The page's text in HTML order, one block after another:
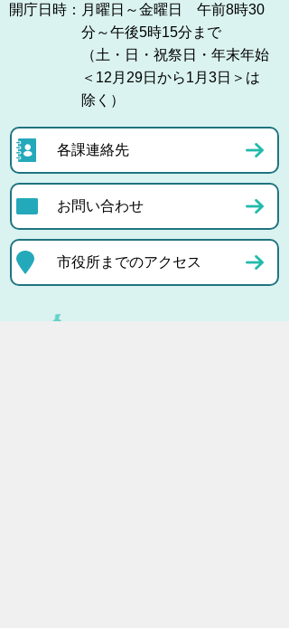
開庁日時： 月曜日～金曜日 午前8時30
分～午後5時15分まで
（土・日・祝祭日・年末年始
＜12月29日から1月3日＞は
除く）
各課連絡先
お問い合わせ
市役所までのアクセス